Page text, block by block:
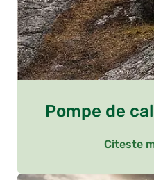
Pompe de
Citeste